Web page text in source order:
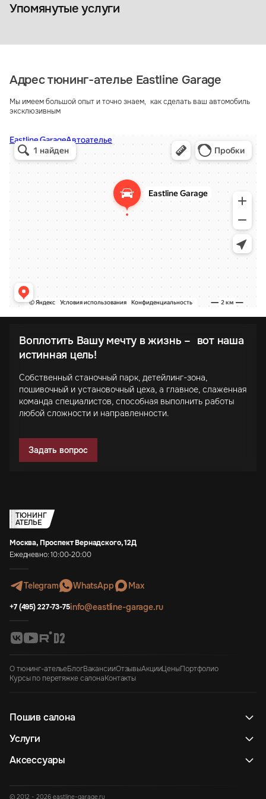
Упомянутые услуги
Оклейка авто пленкой
Адрес тюнинг-ателье Eastline Garage
Мы имеем большой опыт и точно знаем, как сделать ваш автомобиль
эксклюзивным
Воплотить Вашу мечту в жизнь – вот наша
истинная цель!
Собственный станочный парк, детейлинг-зона,
пошивочный и установочный цеха, а главное, слаженная
команда специалистов, способная выполнить работы
любой сложности и направленности.
Задать вопрос
ТЮНИНГ
АТЕЛЬЕ
Москва, Проспект Вернадского, 12Д
Ежедневно: 10:00-20:00
Telegram WhatsApp Max
+7 (495) 227-73-75info@eastline-garage.ru
О тюнинг-ательеБлогВакансииОтзывыАкцииЦеныПортфолио
Курсы по перетяжке салонаКонтакты
Пошив салона
Услуги
Аксессуары
© 2012 - 2026 eastline-garage.ru